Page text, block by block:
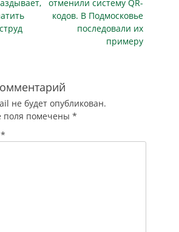
университета…
"О
в
отменили систему QR-
кодов. В Подмосковье
последовали их
примеру
не будет опубликован.
поля помечены *
*